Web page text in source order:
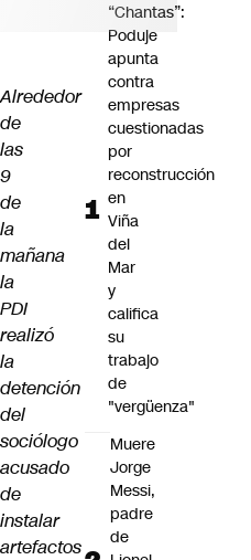
Alrededor
de
las
9
de
la
mañana
la
PDI
realizó
la
detención
del
sociólogo
acusado
de
instalar
artefactos
“Chantas”:
Poduje
apunta
contra
empresas
cuestionadas
por
reconstrucción
en
Viña
del
Mar
y
califica
su
trabajo
de
"vergüenza"
Muere
Jorge
Messi,
padre
de